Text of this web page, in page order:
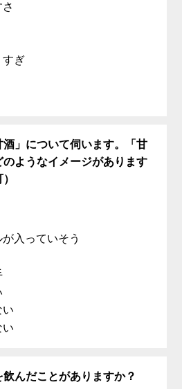
すぎ
酒」について伺います。「甘
ようなイメージがあります
入っていそう
い
い
んだことがありますか？